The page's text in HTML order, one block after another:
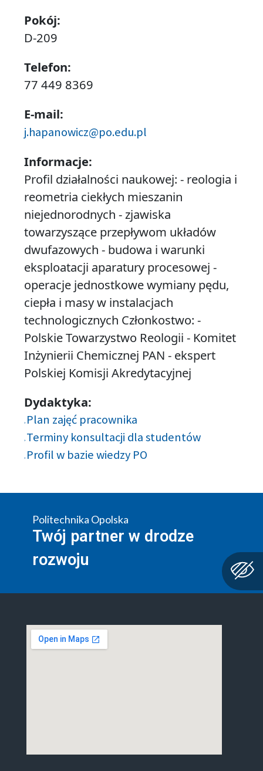
Pokój:
D-209
Telefon:
77 449 8369
E-mail:
j.hapanowicz@po.edu.pl
Informacje:
Profil działalności naukowej: - reologia i
reometria ciekłych mieszanin
niejednorodnych - zjawiska
towarzyszące przepływom układów
dwufazowych - budowa i warunki
eksploatacji aparatury procesowej -
operacje jednostkowe wymiany pędu,
ciepła i masy w instalacjach
technologicznych Członkostwo: -
Polskie Towarzystwo Reologii - Komitet
Inżynierii Chemicznej PAN - ekspert
Polskiej Komisji Akredytacyjnej
Dydaktyka:
Plan zajęć pracownika
Terminy konsultacji dla studentów
Profil w bazie wiedzy PO
Politechnika Opolska
Twój partner w drodze
rozwoju